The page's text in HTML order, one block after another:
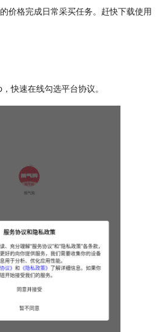
价格完成日常采买任务。赶快下载使用
快速在线勾选平台协议。